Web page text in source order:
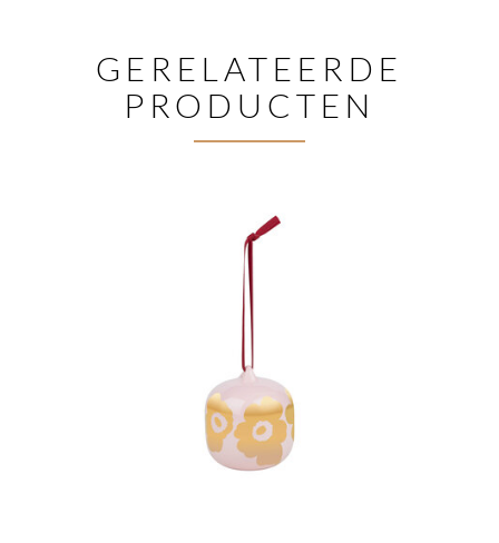
GERELATEERDE
PRODUCTEN